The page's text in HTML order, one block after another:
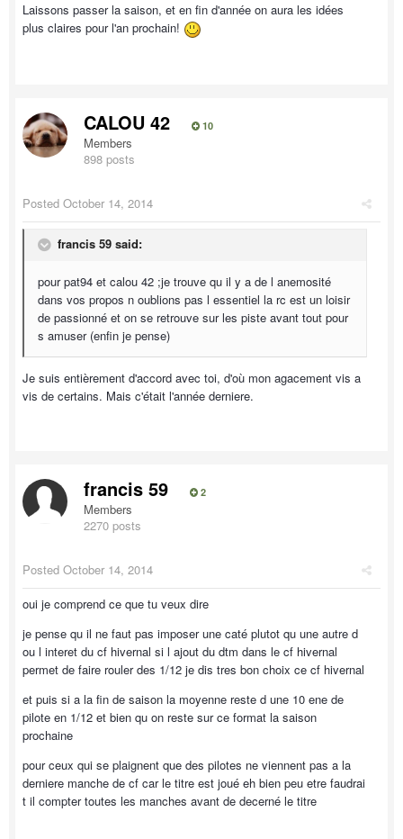
Laissons passer la saison, et en fin d'année on aura les idées
plus claires pour l'an prochain!
CALOU 42 10
Members
898 posts
Posted October 14, 2014
francis 59 said:
pour pat94 et calou 42 ;je trouve qu il y a de l anemosité
dans vos propos n oublions pas l essentiel la rc est un loisir
de passionné et on se retrouve sur les piste avant tout pour
s amuser (enfin je pense)
Je suis entièrement d'accord avec toi, d'où mon agacement vis a
vis de certains. Mais c'était l'année derniere.
francis 59 2
Members
2270 posts
Posted October 14, 2014
oui je comprend ce que tu veux dire
je pense qu il ne faut pas imposer une caté plutot qu une autre d
ou l interet du cf hivernal si l ajout du dtm dans le cf hivernal
permet de faire rouler des 1/12 je dis tres bon choix ce cf hivernal
et puis si a la fin de saison la moyenne reste d une 10 ene de
pilote en 1/12 et bien qu on reste sur ce format la saison
prochaine
pour ceux qui se plaignent que des pilotes ne viennent pas a la
derniere manche de cf car le titre est joué eh bien peu etre faudrai
t il compter toutes les manches avant de decerné le titre